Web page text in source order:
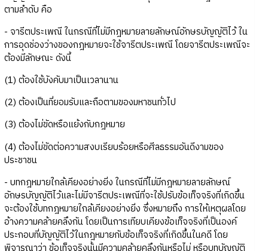
ตามลำดับ คือ
- จารีตประเพณี ในกรณีที่ไม่มีกฎหมายลายลักษณ์อักษรบัญญัติไว้ ใน
การอุดช่องว่างของกฎหมายจะใช้จารีตประเพณี โดยจารีตประเพณีจะ
ต้องมีลักษณะ ดังนี้
(1) ต้องใช้บังคับมาเป็นเวลานาน
(2) ต้องเป็นที่ยอมรับและถือตามของมหาชนทั่วไป
(3) ต้องไม่ขัดหรือแย้งกับกฎหมาย
(4) ต้องไม่ขัดต่อความสงบเรียบร้อยหรือศีลธรรมอันดีงามของ
ประชาชน
- บทกฎหมายใกล้เคียงอย่างยิ่ง ในกรณีที่ไม่มีกฎหมายลายลักษณ์
อักษรบัญญัติไว้และไม่มีจารีตประเพณีที่จะใช้ปรับข้อเท็จจริงที่เกิดขึ้น
จะต้องใช้บทกฎหมายใกล้เคียงอย่างยิ่ง ซึ่งหมายถึง การให้เหตุผลโดย
อ้างความคล้ายคลึงกัน โดยเป็นการเทียบเคียงข้อเท็จจริงที่เป็นองค์
ประกอบที่บัญญัติไว้ในกฎหมายกับข้อเท็จจริงที่เกิดขึ้นในคดี โดย